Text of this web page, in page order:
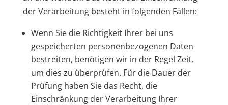
der Verarbeitung besteht in folgenden Fällen:
Wenn Sie die Richtigkeit Ihrer bei uns
gespeicherten personenbezogenen Daten
bestreiten, benötigen wir in der Regel Zeit,
um dies zu überprüfen. Für die Dauer der
Prüfung haben Sie das Recht, die
Einschränkung der Verarbeitung Ihrer